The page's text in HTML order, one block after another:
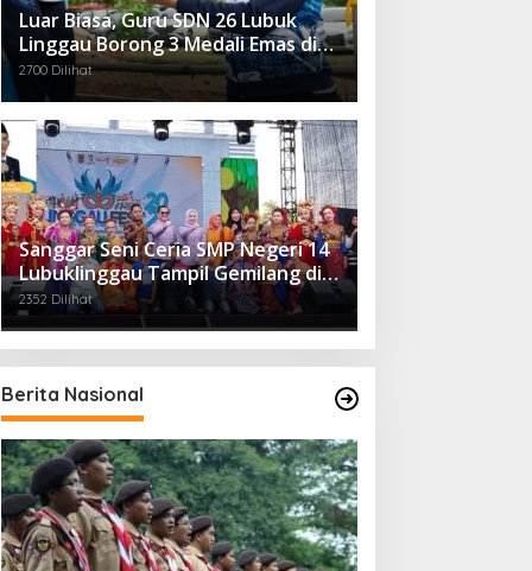
Luar Biasa, Guru SDN 26 Lubuk
Linggau Borong 3 Medali Emas di
Tiga Cabor Berbeda
2700 Dilihat
Sanggar Seni Ceria SMP Negeri 14
Lubuklinggau Tampil Gemilang di
Linggau Fest 2025
2352 Dilihat
Berita Nasional